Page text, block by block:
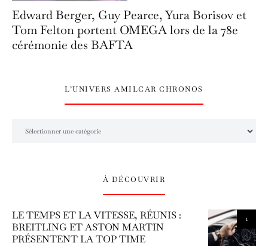
Edward Berger, Guy Pearce, Yura Borisov et
Tom Felton portent OMEGA lors de la 78e
cérémonie des BAFTA
L’UNIVERS AMILCAR CHRONOS
À DÉCOUVRIR
1
LE TEMPS ET LA VITESSE, RÉUNIS :
BREITLING ET ASTON MARTIN
PRÉSENTENT LA TOP TIME